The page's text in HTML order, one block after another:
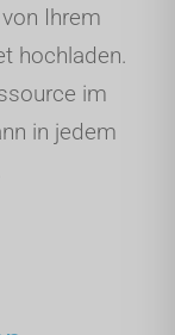
Ihrem
hochladen.
im
in jedem